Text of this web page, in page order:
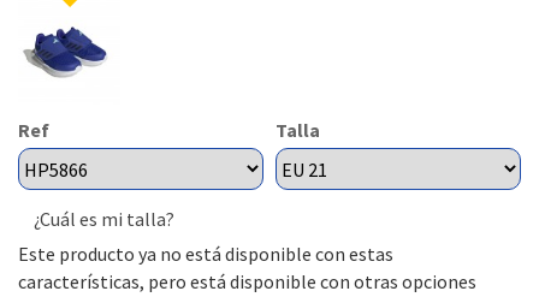
Ref Talla
¿Cuál es mi talla?
Este producto ya no está disponible con estas
características, pero está disponible con otras opciones